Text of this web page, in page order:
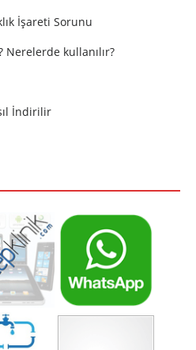
İşareti Sorunu
Nerelerde kullanılır?
İndirilir